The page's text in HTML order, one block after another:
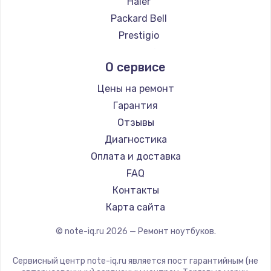
Ремонт ноутбуков Google
Ремонт ноутбуков Echips
Ремонт ноутбуков Predator
Ремонт ноутбуков iru
Ремонт ноутбуков Machenike
Ремонт ноутбуков DEXP
Ремонт ноутбуков Teclast
Ремонт ноутбуков CHUWI
Ремонт ноутбуков Colorful
Packard Bell
Prestigio
Alienware
Aquarius
Gigabyte
Aorus
Maibenben
Getac
Epson
Philips
LG
О сервисе
Цены на ремонт
Гарантия
Отзывы
Диагностика
Оплата и доставка
FAQ
Контакты
Карта сайта
© note-iq.ru 2026 — Ремонт ноутбуков.
Сервисный центр note-iq.ru является пост гарантийным (не